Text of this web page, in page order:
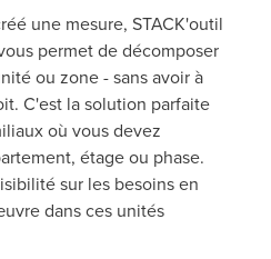
une mesure, STACK'outil
permet de décomposer
ou zone - sans avoir à
C'est la solution parfaite
où vous devez
étage ou phase.
sur les besoins en
dans ces unités